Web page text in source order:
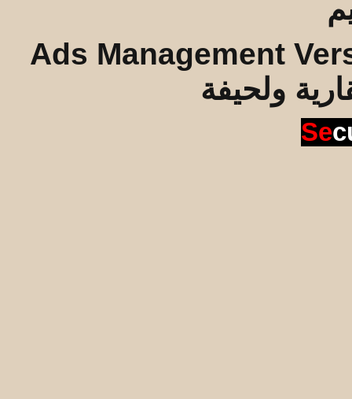
Ads Management
ولحيفة
Se